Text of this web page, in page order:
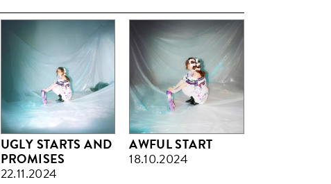
UGLY STARTS AND
PROMISES
22.11.2024
AWFUL START
18.10.2024